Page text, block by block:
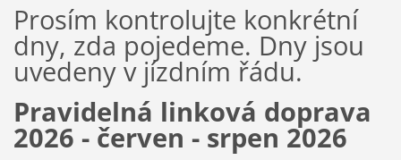
Prosím kontrolujte konkrétní
dny, zda pojedeme. Dny jsou
uvedeny v jízdním řádu.
Pravidelná linková doprava
2026 - červen - srpen 2026